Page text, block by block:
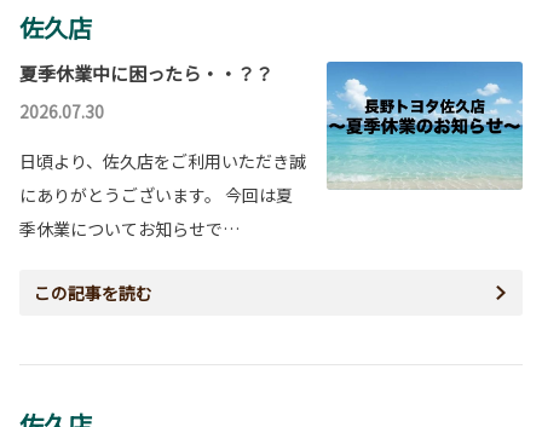
佐久店
夏季休業中に困ったら・・？？
2026.07.30
日頃より、佐久店をご利用いただき誠
にありがとうございます。 今回は夏
季休業についてお知らせで…
この記事を読む